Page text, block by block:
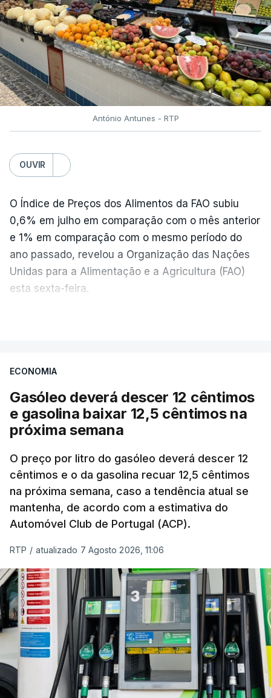
António Antunes - RTP
OUVIR
O Índice de Preços dos Alimentos da FAO subiu
0,6% em julho em comparação com o mês anterior
e 1% em comparação com o mesmo período do
ano passado, revelou a Organização das Nações
Unidas para a Alimentação e a Agricultura (FAO)
esta sexta-feira.
com ondas de calor no Verão e conflitos na
Ucrânia e no Médio Oriente a elevar os
custos das colheitas.
O índice, que acompanha as variações mensais
de um cabaz de produtos alimentares
comercializados internacionalmente, subiu para
131,1 pontos em julho, face aos 130,3 de junho.
O aumento dos preços dos alimentos básicos
nas prateleiras nos meses seguintes, à medida
que os fornecedores repercutem os seus
custos nos consumidores.
Em julho, o aumento esteve associado aos preços
do açúcar (+5,6%), dos cereais (+3,4%) e dos
óleos vegetais (+2%).
Estes aumentos foram "parcialmente
ECONOMIA
Gasóleo deverá descer 12 cêntimos
e gasolina baixar 12,5 cêntimos na
próxima semana
O preço por litro do gasóleo deverá descer 12
cêntimos e o da gasolina recuar 12,5 cêntimos
na próxima semana, caso a tendência atual se
mantenha, de acordo com a estimativa do
Automóvel Club de Portugal (ACP).
RTP / atualizado 7 Agosto 2026, 11:06